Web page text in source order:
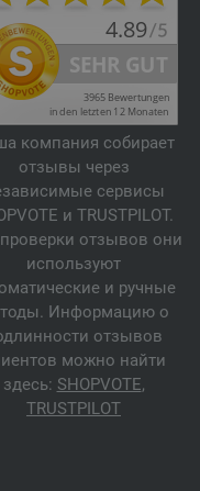
компания собирает
отзывы через
сервисы
и TRUSTPILOT.
отзывов они
используют
и ручные
Информацию о
отзывов
можно найти
здесь: SHOPVOTE,
TRUSTPILOT